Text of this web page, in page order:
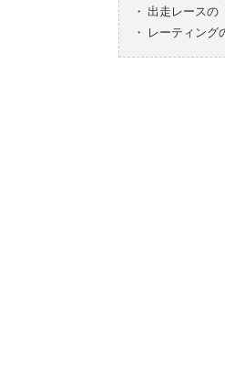
・ 出走レースの
・
レーティング